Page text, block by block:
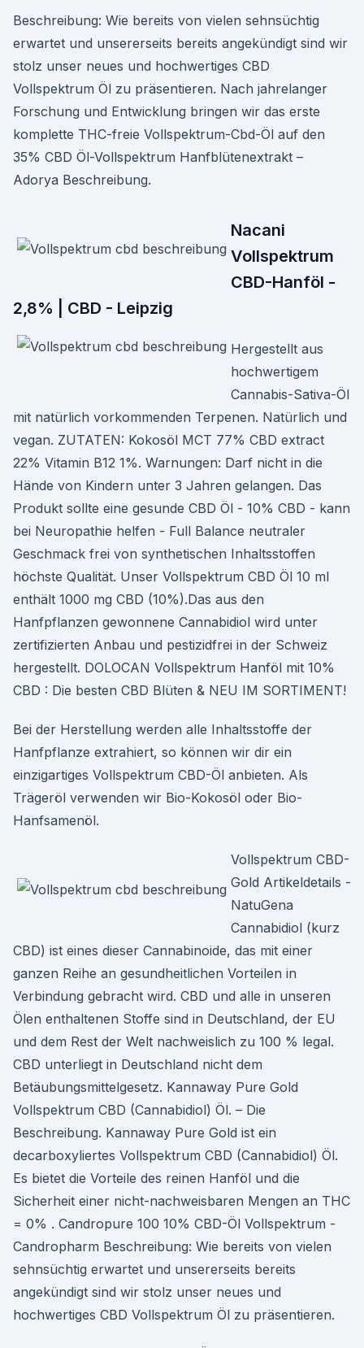
Beschreibung: Wie bereits von vielen sehnsüchtig
erwartet und unsererseits bereits angekündigt sind wir
stolz unser neues und hochwertiges CBD
Vollspektrum Öl zu präsentieren. Nach jahrelanger
Forschung und Entwicklung bringen wir das erste
komplette THC-freie Vollspektrum-Cbd-Öl auf den
35% CBD Öl-Vollspektrum Hanfblütenextrakt –
Adorya Beschreibung.
Nacani
Vollspektrum
CBD-Hanföl -
2,8% | CBD - Leipzig
Hergestellt aus
hochwertigem
Cannabis-Sativa-Öl
mit natürlich vorkommenden Terpenen. Natürlich und
vegan. ZUTATEN: Kokosöl MCT 77% CBD extract
22% Vitamin B12 1%. Warnungen: Darf nicht in die
Hände von Kindern unter 3 Jahren gelangen. Das
Produkt sollte eine gesunde CBD Öl - 10% CBD - kann
bei Neuropathie helfen - Full Balance neutraler
Geschmack frei von synthetischen Inhaltsstoffen
höchste Qualität. Unser Vollspektrum CBD Öl 10 ml
enthält 1000 mg CBD (10%).Das aus den
Hanfpflanzen gewonnene Cannabidiol wird unter
zertifizierten Anbau und pestizidfrei in der Schweiz
hergestellt. DOLOCAN Vollspektrum Hanföl mit 10%
CBD : Die besten CBD Blüten & NEU IM SORTIMENT!
Bei der Herstellung werden alle Inhaltsstoffe der
Hanfpflanze extrahiert, so können wir dir ein
einzigartiges Vollspektrum CBD-Öl anbieten. Als
Trägeröl verwenden wir Bio-Kokosöl oder Bio-
Hanfsamenöl.
Vollspektrum CBD-
Gold Artikeldetails -
NatuGena
Cannabidiol (kurz
CBD) ist eines dieser Cannabinoide, das mit einer
ganzen Reihe an gesundheitlichen Vorteilen in
Verbindung gebracht wird. CBD und alle in unseren
Ölen enthaltenen Stoffe sind in Deutschland, der EU
und dem Rest der Welt nachweislich zu 100 % legal.
CBD unterliegt in Deutschland nicht dem
Betäubungsmittelgesetz. Kannaway Pure Gold
Vollspektrum CBD (Cannabidiol) Öl. – Die
Beschreibung. Kannaway Pure Gold ist ein
decarboxyliertes Vollspektrum CBD (Cannabidiol) Öl.
Es bietet die Vorteile des reinen Hanföl und die
Sicherheit einer nicht-nachweisbaren Mengen an THC
= 0% . Candropure 100 10% CBD-Öl Vollspektrum -
Candropharm Beschreibung: Wie bereits von vielen
sehnsüchtig erwartet und unsererseits bereits
angekündigt sind wir stolz unser neues und
hochwertiges CBD Vollspektrum Öl zu präsentieren.